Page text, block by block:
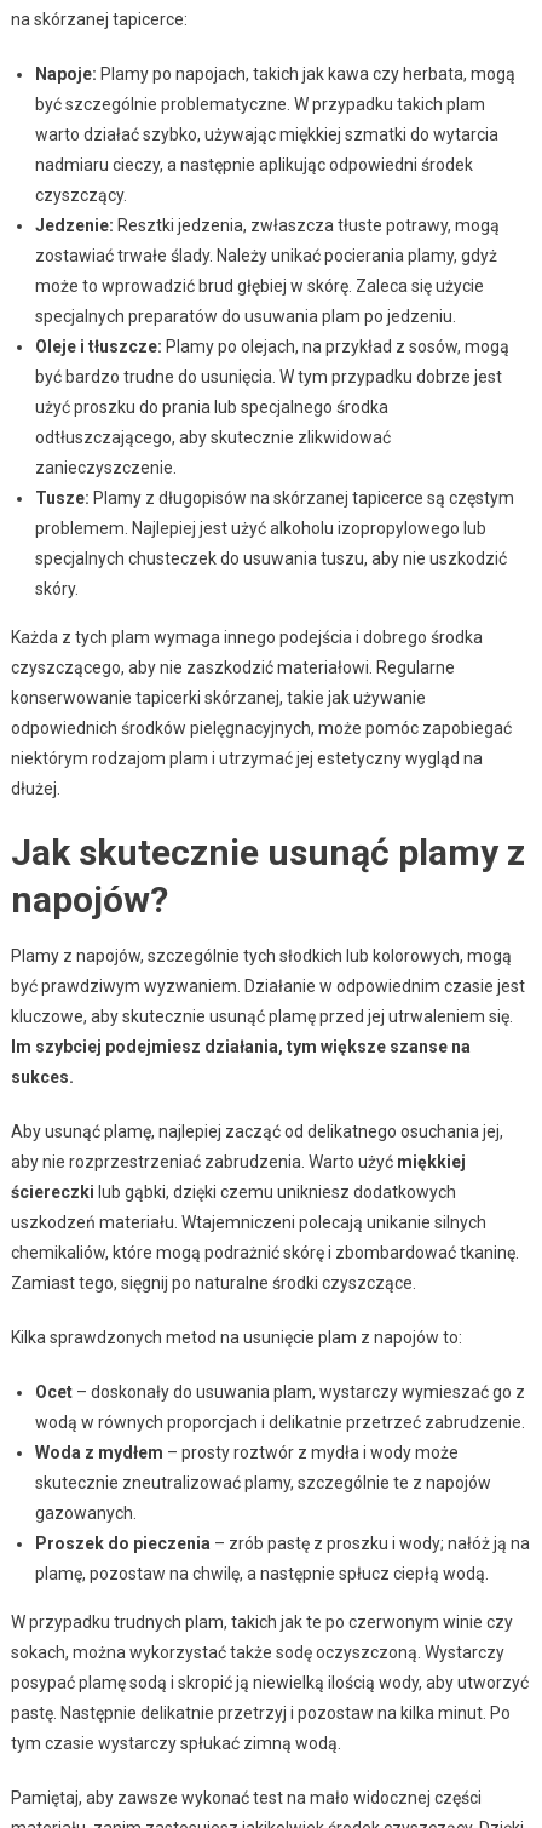
na skórzanej tapicerce:
Napoje: Plamy po napojach, takich jak kawa czy herbata, mogą
być szczególnie problematyczne. W przypadku takich plam
warto działać szybko, używając miękkiej szmatki do wytarcia
nadmiaru cieczy, a następnie aplikując odpowiedni środek
czyszczący.
Jedzenie: Resztki jedzenia, zwłaszcza tłuste potrawy, mogą
zostawiać trwałe ślady. Należy unikać pocierania plamy, gdyż
może to wprowadzić brud głębiej w skórę. Zaleca się użycie
specjalnych preparatów do usuwania plam po jedzeniu.
Oleje i tłuszcze: Plamy po olejach, na przykład z sosów, mogą
być bardzo trudne do usunięcia. W tym przypadku dobrze jest
użyć proszku do prania lub specjalnego środka
odtłuszczającego, aby skutecznie zlikwidować
zanieczyszczenie.
Tusze: Plamy z długopisów na skórzanej tapicerce są częstym
problemem. Najlepiej jest użyć alkoholu izopropylowego lub
specjalnych chusteczek do usuwania tuszu, aby nie uszkodzić
skóry.
Każda z tych plam wymaga innego podejścia i dobrego środka
czyszczącego, aby nie zaszkodzić materiałowi. Regularne
konserwowanie tapicerki skórzanej, takie jak używanie
odpowiednich środków pielęgnacyjnych, może pomóc zapobiegać
niektórym rodzajom plam i utrzymać jej estetyczny wygląd na
dłużej.
Jak skutecznie usunąć plamy z
napojów?
Plamy z napojów, szczególnie tych słodkich lub kolorowych, mogą
być prawdziwym wyzwaniem. Działanie w odpowiednim czasie jest
kluczowe, aby skutecznie usunąć plamę przed jej utrwaleniem się.
Im szybciej podejmiesz działania, tym większe szanse na
sukces.
Aby usunąć plamę, najlepiej zacząć od delikatnego osuchania jej,
aby nie rozprzestrzeniać zabrudzenia. Warto użyć miękkiej
ściereczki lub gąbki, dzięki czemu unikniesz dodatkowych
uszkodzeń materiału. Wtajemniczeni polecają unikanie silnych
chemikaliów, które mogą podrażnić skórę i zbombardować tkaninę.
Zamiast tego, sięgnij po naturalne środki czyszczące.
Kilka sprawdzonych metod na usunięcie plam z napojów to:
Ocet– doskonały do usuwania plam, wystarczy wymieszać go z
wodą w równych proporcjach i delikatnie przetrzeć zabrudzenie.
Woda z mydłem – prosty roztwór z mydła i wody może
skutecznie zneutralizować plamy, szczególnie te z napojów
gazowanych.
Proszek do pieczenia – zrób pastę z proszku i wody; nałóż ją na
plamę, pozostaw na chwilę, a następnie spłucz ciepłą wodą.
W przypadku trudnych plam, takich jak te po czerwonym winie czy
sokach, można wykorzystać także sodę oczyszczoną. Wystarczy
posypać plamę sodą i skropić ją niewielką ilością wody, aby utworzyć
pastę. Następnie delikatnie przetrzyj i pozostaw na kilka minut. Po
tym czasie wystarczy spłukać zimną wodą.
Pamiętaj, aby zawsze wykonać test na mało widocznej części